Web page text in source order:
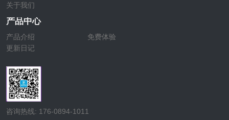
关于我们
产品中心
产品介绍
免费体验
更新日记
咨询热线: 176-0894-1011